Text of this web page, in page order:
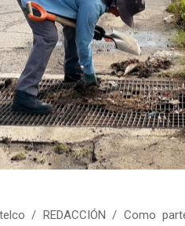
/ REDACCIÓN / Como